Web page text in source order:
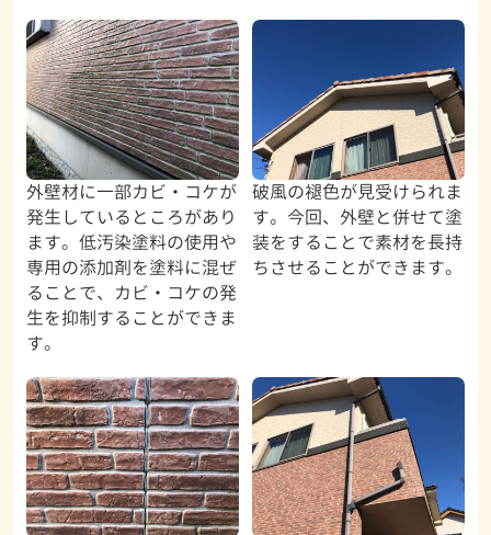
外壁材に一部カビ・コケが
発生しているところがあり
ます。低汚染塗料の使用や
専用の添加剤を塗料に混ぜ
ることで、カビ・コケの発
生を抑制することができま
す。
破風の褪色が見受けられま
す。今回、外壁と併せて塗
装をすることで素材を長持
ちさせることができます。